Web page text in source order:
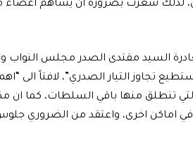
لذلك شعرت بضرورة ان يساهم
السيد مقتدى الصدر مجلس النواب
تجاوز التيار الصدري”، لافتاً الى
تنطلق منها باقي السلطات، كما ان
اماكن اخرى، واعتقد من الضروري